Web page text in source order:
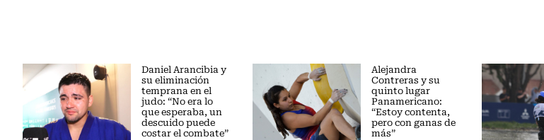
Daniel Arancibia y
su eliminación
temprana en el
judo: “No era lo
que esperaba, un
descuido puede
costar el combate”
Alejandra
Contreras y su
quinto lugar
Panamericano:
“Estoy contenta,
pero con ganas de
más”